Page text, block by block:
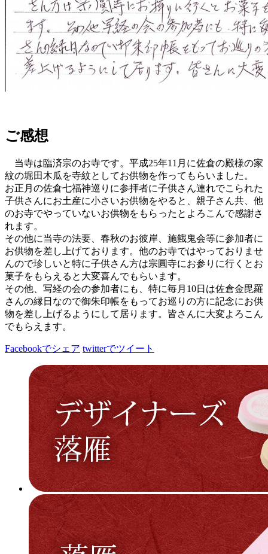
ご感想
当寺は臨済宗のお寺です。平成25年11月に佐倉の殿様の家
紋の堀田木瓜を寺紋としてお供物を作ってもらいました。
お正月の佐倉七福神巡りに参拝者に子供さん連れでこられた
子供さんにお土産に小さいお供物をやると、親子さん共、他
のお寺でやっていないお供物をもらったとよろこんで感謝さ
れます。
その他に当寺の法要、春秋のお彼岸、施餓鬼会等に参加者に
お供物を差し上げております。他のお寺ではやっておりませ
んので珍しいと特に子供さん方は宗圓寺にお参りに行くとお
菓子をもらえると大変喜んでもらいます。
その他、写経の会の参加者にも、特に毎月10日は佐倉金毘羅
さんの縁日なので御朱印帳をもってお巡りの方に記念にお供
物を差し上げるようにして居ります。皆さんに大変よろこん
でもらえます。
Facebookでシェア twitterでツイート